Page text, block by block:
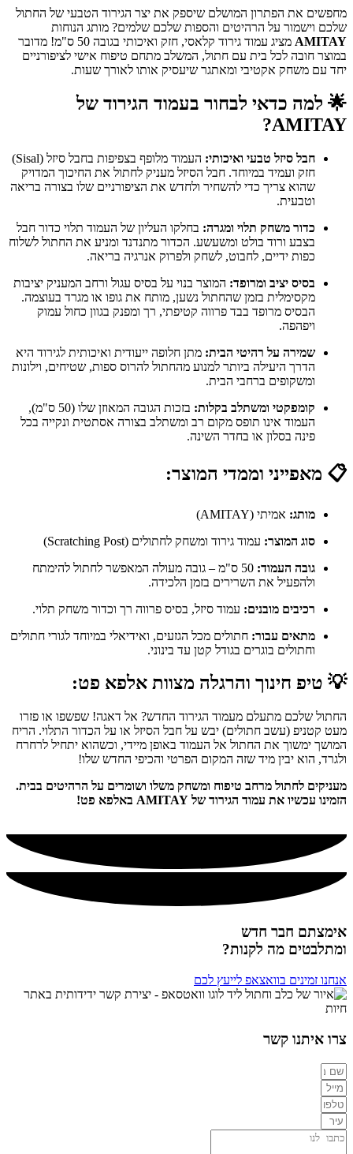
מחפשים את הפתרון המושלם שיספק את יצר הגירוד הטבעי של החתול
שלכם וישמור על הרהיטים והספות שלכם שלמים? מותג הנוחות
AMITAY
מציג עמוד גירוד קלאסי, חזק ואיכותי בגובה 50 ס"מ! מדובר
במוצר חובה לכל בית עם חתול, המשלב מתחם טיפוח אישי לציפורניים
יחד עם משחק אקטיבי ומאתגר שיעסיק אותו לאורך שעות.
🌟 למה כדאי לבחור בעמוד הגירוד של
AMITAY?
חבל סיזל טבעי ואיכותי:
העמוד מלופף בצפיפות בחבל סיזל (Sisal)
חזק ועמיד במיוחד. חבל הסיזל מעניק לחתול את החיכוך המדויק
שהוא צריך כדי להשחיר ולחדש את הציפורניים שלו בצורה בריאה
וטבעית.
כדור משחק תלוי ומגרה: בחלקו העליון של העמוד תלוי כדור חבל
בצבע ורוד בולט ומשעשע. הכדור מתנדנד ומניע את החתול לשלוח
כפות ידיים, לחבוט, לשחק ולפרוק אנרגיה בריאה.
בסיס יציב ומרופד: המוצר בנוי על בסיס עגול ורחב המעניק יציבות
מקסימלית בזמן שהחתול נשען, מותח את גופו או מגרד בעוצמה.
הבסיס מרופד בבד פרווה קטיפתי, רך ומפנק בגוון כחול עמוק
ויפהפה.
שמירה על רהיטי הבית: מתן חלופה ייעודית ואיכותית לגירוד היא
הדרך היעילה ביותר למנוע מהחתול להרוס ספות, שטיחים, וילונות
ומשקופים ברחבי הבית.
קומפקטי ומשתלב בקלות:
בזכות הגובה המאוזן שלו (50 ס"מ),
העמוד אינו תופס מקום רב ומשתלב בצורה אסתטית ונקייה בכל
פינה בסלון או בחדר השינה.
📋 מאפייני וממדי המוצר:
מותג: אמיתי (AMITAY)
סוג המוצר: עמוד גירוד ומשחק לחתולים (Scratching Post)
גובה העמוד:
50 ס"מ – גובה מעולה המאפשר לחתול להימתח
ולהפעיל את השרירים בזמן הלכידה.
רכיבים מובנים: עמוד סיזל, בסיס פרווה רך וכדור משחק תלוי.
מתאים עבור: חתולים מכל הגזעים, ואידיאלי במיוחד לגורי חתולים
וחתולים בוגרים בגודל קטן עד בינוני.
💡 טיפ חינוך והרגלה מצוות אלפא פט:
החתול שלכם מתעלם מעמוד הגירוד החדש? אל דאגה! שפשפו או פזרו
מעט קטניפ (עשב חתולים) יבש על חבל הסיזל או על הכדור התלוי. הריח
המושך ימשוך את החתול אל העמוד באופן מיידי, וכשהוא יתחיל לרחרח
ולגרד, הוא יבין מיד שזה המקום הפרטי והכיפי החדש שלו!
מעניקים לחתול מרחב טיפוח ומשחק משלו ושומרים על הרהיטים בבית.
הזמינו עכשיו את עמוד הגירוד של AMITAY באלפא פט!
אימצתם חבר חדש
ומתלבטים מה לקנות?
אנחנו זמינים בוואצאפ לייעץ לכם
צרו איתנו קשר